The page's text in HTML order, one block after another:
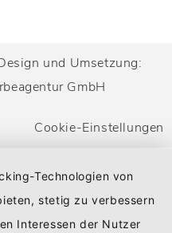
und Umsetzung:
GmbH
Cookie-Einstellungen
Technologien von
stetig zu verbessern
Interessen der Nutzer